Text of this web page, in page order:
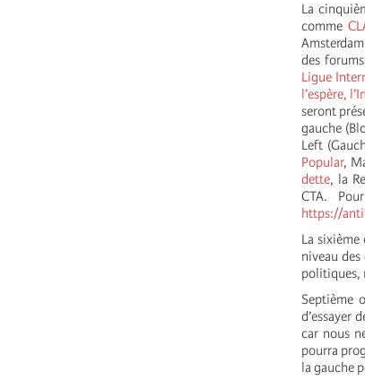
La
comme
des
Ligue
l’espère,
seront
gauche
Left
Popular,
dette, la
CTA.
https://
La
niveau
politiques,
Septième
d’essayer
car nous
pourra
la gauche